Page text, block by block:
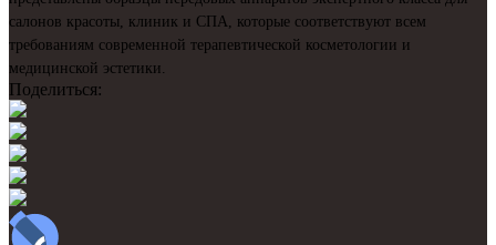
салонов красоты, клиник и СПА, которые соответствуют всем
требованиям современной терапевтической косметологии и
медицинской эстетики.
Поделиться: